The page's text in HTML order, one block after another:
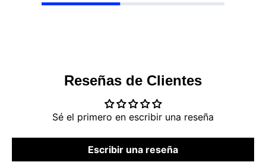
Reseñas de Clientes
Sé el primero en escribir una reseña
Escribir una reseña